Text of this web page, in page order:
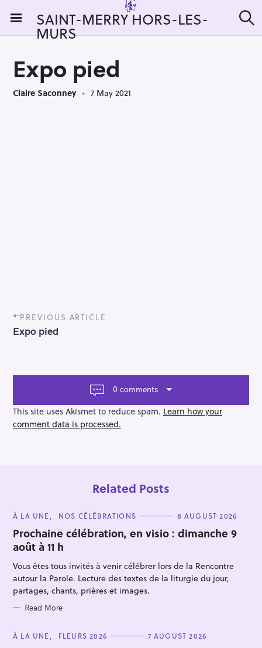
i
SAINT-MERRY HORS-LES-
MURS e
Expo pied
Claire Saconney 7 May 2021
P
o
s
a
g
a
t
PREVIOUS ARTICLE
Expo pied
0 comments
This site uses Akismet to reduce spam. Learn how your
comment data is processed.
Related Posts
C
T
E
G
O
R
I
E
S
À LA UNE NOS CÉLÉBRATIONS 8 AUGUST 2026
Prochaine célébration, en visio : dimanche 9
août à 11 h
Vous êtes tous invités à venir célébrer lors de la Rencontre
autour la Parole. Lecture des textes de la liturgie du jour,
partages, chants, prières et images.
Read More
C
À LA UNE FLEURS 2026 7 AUGUST 2026
S